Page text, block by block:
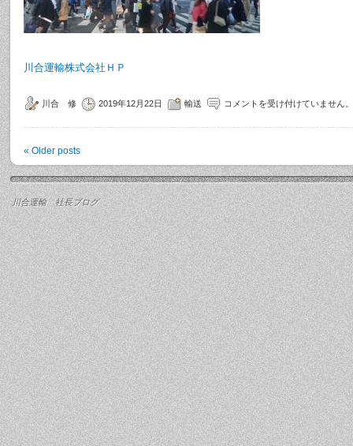
川合運輸株式会社ＨＰ
川合 修 2019年12月22日 輸送 コメントを受け付けていません。
« Older posts
川合運輸 社長ブログ